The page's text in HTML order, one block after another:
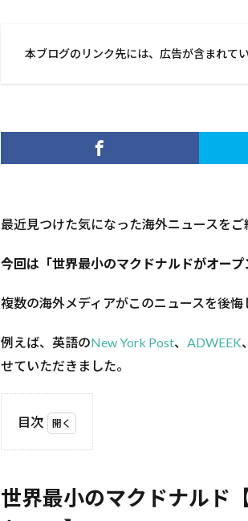
本ブログのリンク先には、広告が含まれて
最近見つけた気になった海外ニュースをご
今回は「世界最小のマクドナルドがオープ
複数の海外メディアがこのニュースを後悔
例えば、英語のNew York Post、 ADWEEK
せていただきました。
目次
ドナル
世界最小のマクドナルド